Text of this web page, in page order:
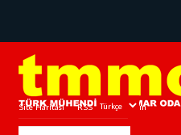
Site Haritası RSS Bize Ulaşın